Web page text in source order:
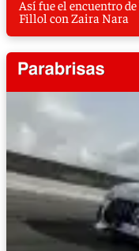
Así fue el encuentro
Fillol con Zaira Nara